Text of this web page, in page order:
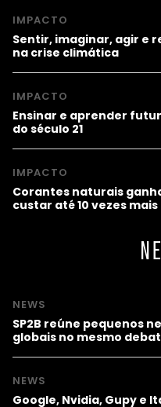
IMPACTO
Sentir, imaginar, agir e
na crise climática
IMPACTO
Ensinar e aprender
do século 21
IMPACTO
Corantes naturais
custar até 10 vezes mais
NEWS
SP2B reúne pequenos
globais no mesmo
NEWS
Google, Nvidia, Gupy e